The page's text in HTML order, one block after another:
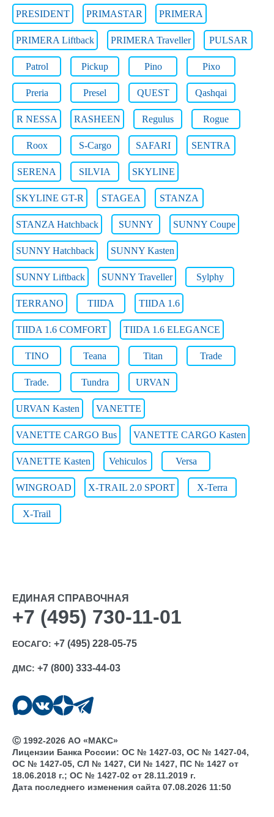
PRESIDENT PRIMASTAR PRIMERA
PRIMERA Liftback PRIMERA Traveller PULSAR
Patrol Pickup Pino Pixo
Preria Presel QUEST Qashqai
R NESSA RASHEEN Regulus Rogue
Roox S-Cargo SAFARI SENTRA
SERENA SILVIA SKYLINE
SKYLINE GT-R STAGEA STANZA
STANZA Hatchback SUNNY SUNNY Coupe
SUNNY Hatchback SUNNY Kasten
SUNNY Liftback SUNNY Traveller Sylphy
TERRANO TIIDA TIIDA 1.6
TIIDA 1.6 COMFORT TIIDA 1.6 ELEGANCE
TINO Teana Titan Trade
Trade. Tundra URVAN
URVAN Kasten VANETTE
VANETTE CARGO Bus VANETTE CARGO Kasten
VANETTE Kasten Vehiculos Versa
WINGROAD X-TRAIL 2.0 SPORT X-Terra
X-Trail
ЕДИНАЯ СПРАВОЧНАЯ
+7 (495) 730-11-01
ЕОСАГО: +7 (495) 228-05-75
ДМС: +7 (800) 333-44-03
Ⓒ 1992-2026 АО «МАКС»
Лицензии Банка России: ОС № 1427-03, ОС № 1427-04,
ОС № 1427-05, СЛ № 1427, СИ № 1427, ПС № 1427 от
18.06.2018 г.; ОС № 1427-02 от 28.11.2019 г.
Дата последнего изменения сайта 07.08.2026 11:50